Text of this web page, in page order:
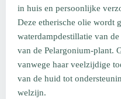
in huis en persoonlijke
Deze etherische olie wordt
waterdampdestillatie van
van de Pelargonium-plant.
vanwege haar veelzijdige
van de huid tot
welzijn.